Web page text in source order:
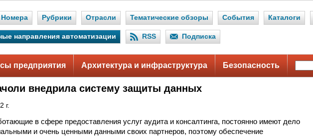
Номера Рубрики Отрасли Тематические обзоры События Каталоги
направления автоматизации RSS Подписка
предприятия Архитектура и инфраструктура Безопасность
внедрила систему защиты данных
г.
в сфере предоставления услуг аудита и консалтинга, постоянно имеют дело
и очень ценными данными своих партнеров, поэтому обеспечение